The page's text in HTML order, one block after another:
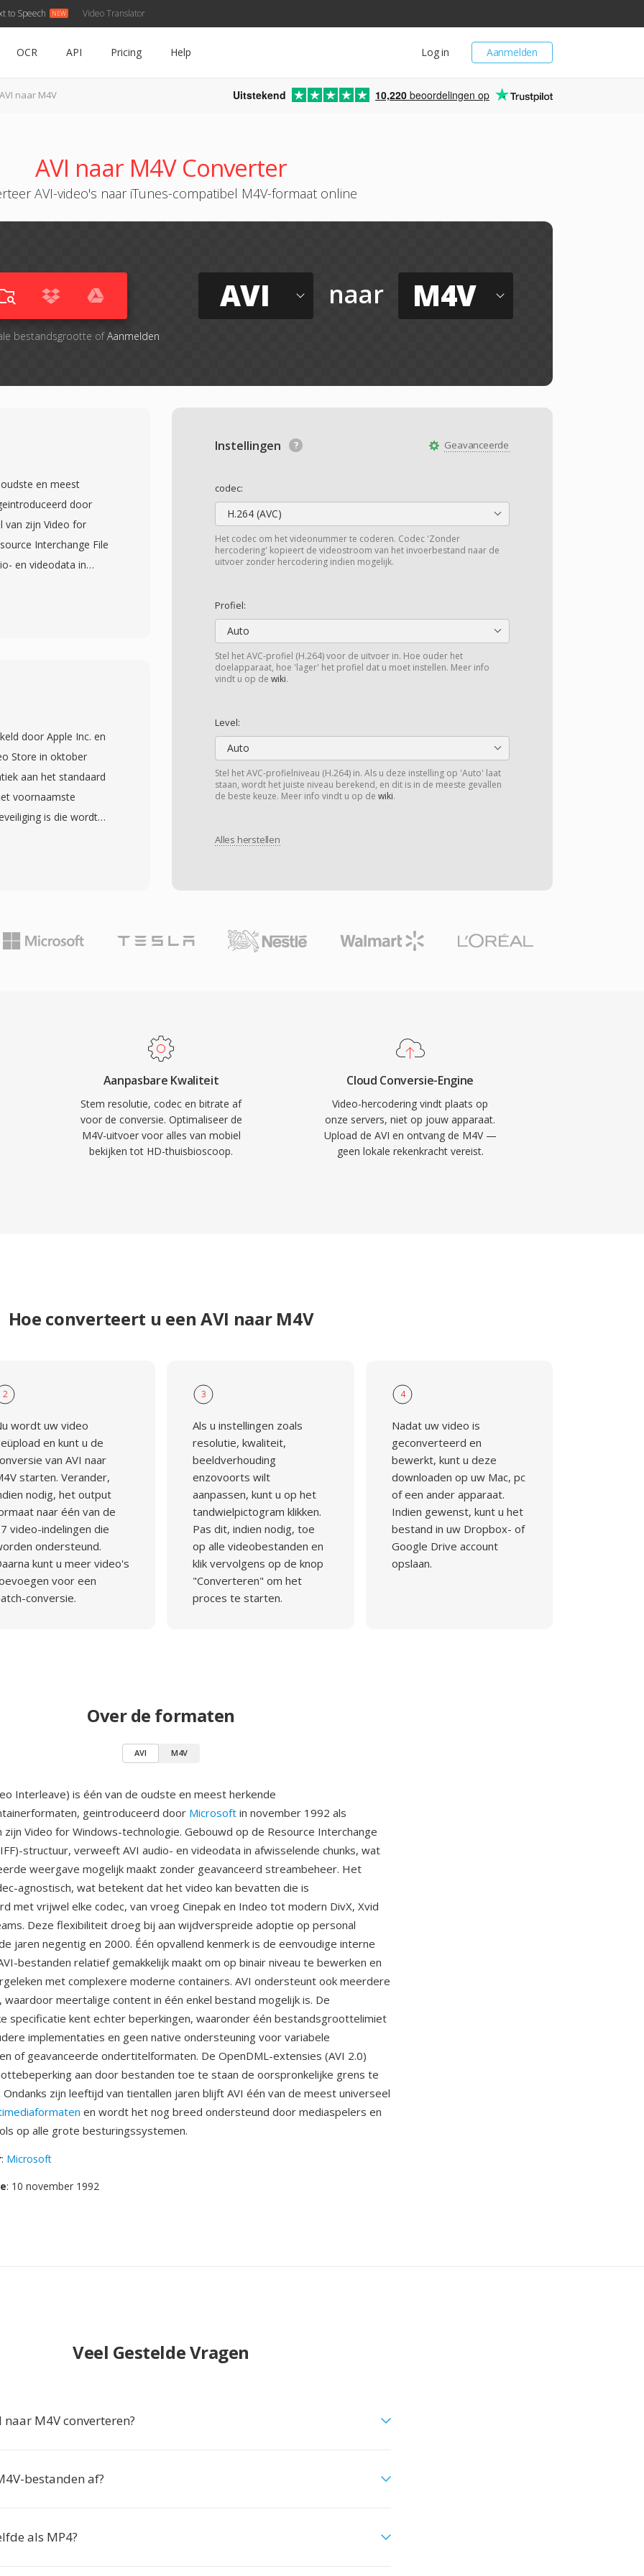
to Speech Video Translator
Aanmelden
Log in
OCR API Pricing Help
AVI naar M4V Uitstekend 10,220 beoordelingen op
AVI naar M4V Converter
AVI-video's naar iTunes-compatibel M4V-formaat online
bestandsgrootte ofAanmelden
AVI naar M4V
Geavanceerde
Instellingen
codec:
H.264 (AVC)
Het codec om het videonummer te coderen. Codec 'Zonder
hercodering' kopieert de videostroom van het invoerbestand naar de
uitvoer zonder hercodering indien mogelijk.
Profiel:
Auto
Stel het AVC-profiel (H.264) voor de uitvoer in. Hoe ouder het
doelapparaat, hoe 'lager' het profiel dat u moet instellen. Meer info
vindt u op de wiki.
Level:
Auto
Stel het AVC-profielniveau (H.264) in. Als u deze instelling op 'Auto' laat
staan, wordt het juiste niveau berekend, en dit is in de meeste gevallen
de beste keuze. Meer info vindt u op de wiki.
Alles herstellen
en meest
door
van zijn Video for
Interchange File
en videodata in
weergave mogelijk
is de eenvoudige
vergeleken met
ook meerdere
in één enkel bestand
echter
van 2 GB in
voor
en
door Apple Inc. en
Store in oktober
aan het standaard
voornaamste
is die wordt
Store. Onbeveiligde
en
Apple
spelen native af op
versies werken
op alle platforms. Het
de iTunes Store één
huren van digitale
MP4-
in DRM-vrije
Aanpasbare Kwaliteit
Stem resolutie, codec en bitrate af
voor de conversie. Optimaliseer de
M4V-uitvoer voor alles van mobiel
bekijken tot HD-thuisbioscoop.
Cloud Conversie-Engine
Video-hercodering vindt plaats op
onze servers, niet op jouw apparaat.
Upload de AVI en ontvang de M4V —
geen lokale rekenkracht vereist.
Hoe converteert u een AVI naar M4V
2
wordt uw video
en kunt u de
van AVI naar
starten. Verander,
nodig, het output
naar één van de
video-indelingen die
ondersteund.
kunt u meer video's
voor een
conversie.
3
Als u instellingen zoals
resolutie, kwaliteit,
beeldverhouding
enzovoorts wilt
aanpassen, kunt u op het
tandwielpictogram klikken.
Pas dit, indien nodig, toe
op alle videobestanden en
klik vervolgens op de knop
"Converteren" om het
proces te starten.
4
Nadat uw video is
geconverteerd en
bewerkt, kunt u deze
downloaden op uw Mac, pc
of een ander apparaat.
Indien gewenst, kunt u het
bestand in uw Dropbox- of
Google Drive account
opslaan.
Over de formaten
AVI M4V
Interleave) is één van de oudste en meest herkende
geintroduceerd door Microsoft in november 1992 als
zijn Video for Windows-technologie. Gebouwd op de Resource Interchange
structuur, verweeft AVI audio- en videodata in afwisselende chunks, wat
weergave mogelijk maakt zonder geavanceerd streambeheer. Het
agnostisch, wat betekent dat het video kan bevatten die is
met vrijwel elke codec, van vroeg Cinepak en Indeo tot modern DivX, Xvid
Deze flexibiliteit droeg bij aan wijdverspreide adoptie op personal
jaren negentig en 2000. Één opvallend kenmerk is de eenvoudige interne
bestanden relatief gemakkelijk maakt om op binair niveau te bewerken en
met complexere moderne containers. AVI ondersteunt ook meerdere
waardoor meertalige content in één enkel bestand mogelijk is. De
specificatie kent echter beperkingen, waaronder één bestandsgroottelimiet
implementaties en geen native ondersteuning voor variabele
of geavanceerde ondertitelformaten. De OpenDML-extensies (AVI 2.0)
aan door bestanden toe te staan de oorspronkelijke grens te
zijn leeftijd van tientallen jaren blijft AVI één van de meest universeel
en wordt het nog breed ondersteund door mediaspelers en
op alle grote besturingssystemen.
: Microsoft
: 10 november 1992
Veel Gestelde Vragen
naar M4V converteren?
bestanden af?
als MP4?